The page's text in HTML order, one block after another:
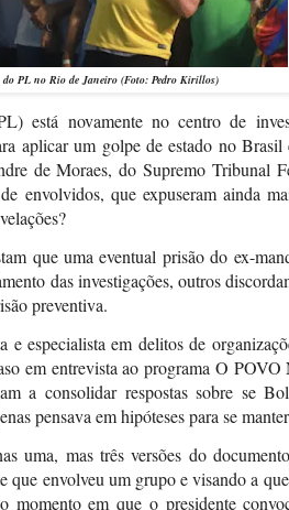
PL no Rio de Janeiro (Foto: Pedro Kirillos)
está novamente no centro de
aplicar um golpe de estado no
de Moraes, do Supremo Tribunal
envolvidos, que expuseram ainda
que uma eventual prisão do ex-
das investigações, outros
preventiva.
e especialista em delitos de
em entrevista ao programa O POVO
a consolidar respostas sobre se
pensava em hipóteses para se
uma, mas três versões do
que envolveu um grupo e visando a
em que o presidente